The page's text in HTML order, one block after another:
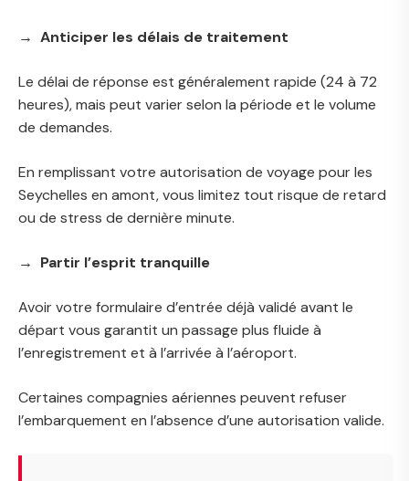
→ Anticiper les délais de traitement
Le délai de réponse est généralement rapide (24 à 72
heures), mais peut varier selon la période et le volume
de demandes.
En remplissant votre autorisation de voyage pour les
Seychelles en amont, vous limitez tout risque de retard
ou de stress de dernière minute.
→ Partir l’esprit tranquille
Avoir votre formulaire d’entrée déjà validé avant le
départ vous garantit un passage plus fluide à
l’enregistrement et à l’arrivée à l’aéroport.
Certaines compagnies aériennes peuvent refuser
l’embarquement en l’absence d’une autorisation valide.